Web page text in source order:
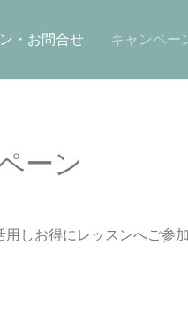
・お問合せ キャンペー
ーン
しお得にレッスンへご参加